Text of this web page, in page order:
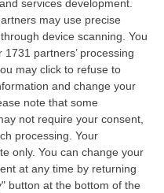
services development.
may use precise
device scanning. You
partners’ processing
may click to refuse to
and change your
note that some
not require your consent,
processing. Your
only. You can change your
at any time by returning
button at the bottom of the
Protagonista Su Rai Due. Il
Murat di Pizzo torna “La
giunto alla sua quart…
Esecutiva
del Consiglio Superiore dei
e discutere del Collegamento